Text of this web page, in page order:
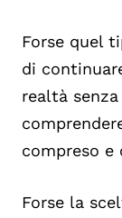
Forse quel
di
realtà
compreso e
Forse la